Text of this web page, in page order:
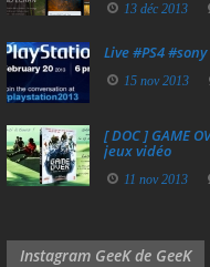
13 déc 2013
Live #PS4 #sony
15 nov 2013
[ DOC ] GAME
jeux vidéo
11 nov 2013
Instagram GeeK de GeeK